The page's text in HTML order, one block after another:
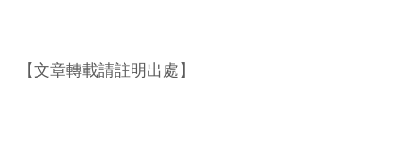
【文章轉載請註明出處】